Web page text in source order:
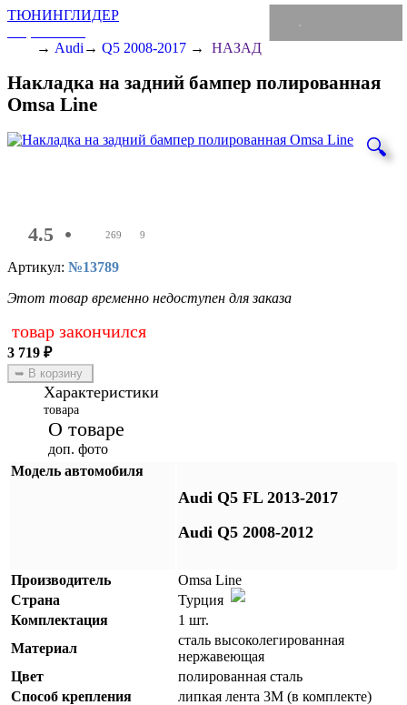
ТЮНИНГЛИДЕР
→ Audi → Q5 2008-2017 → НАЗАД
Накладка на задний бампер полированная
Omsa Line
🔍
4.5 • 269 9
Артикул: №13789
Этот товар временно недоступен для заказа
товар закончился
3 719 ₽
Характеристики
товара
О товаре
доп. фото
Модель автомобиля
Audi Q5 FL 2013-2017
Audi Q5 2008-2012
Производитель
Omsa Line
Страна
Турция
Комплектация
1 шт.
Материал
сталь высоколегированная
нержавеющая
Цвет
полированная сталь
Способ крепления
липкая лента 3M (в комплекте)